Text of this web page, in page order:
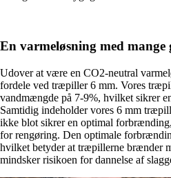
En varmeløsning med mange
Udover at være en CO2-neutral
fordele ved træpiller 6 mm. Vores
vandmængde på 7-9%, hvilket sikrer
Samtidig indeholder vores 6 mm
ikke blot sikrer en optimal
for rengøring. Den optimale
hvilket betyder at træpillerne brænder
mindsker risikoen for dannelse af